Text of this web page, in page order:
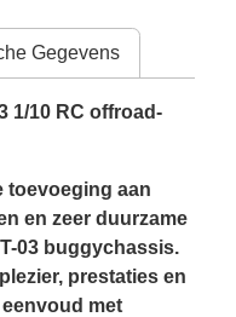
Gegevens
1/10 RC offroad-
toevoeging aan
en zeer duurzame
03 buggychassis.
prestaties en
met